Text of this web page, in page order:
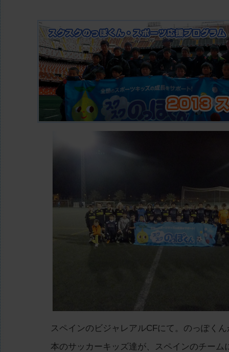
スペインのビジャレアルCFにて。のっぽく
本のサッカーキッズ達が、スペインのチーム